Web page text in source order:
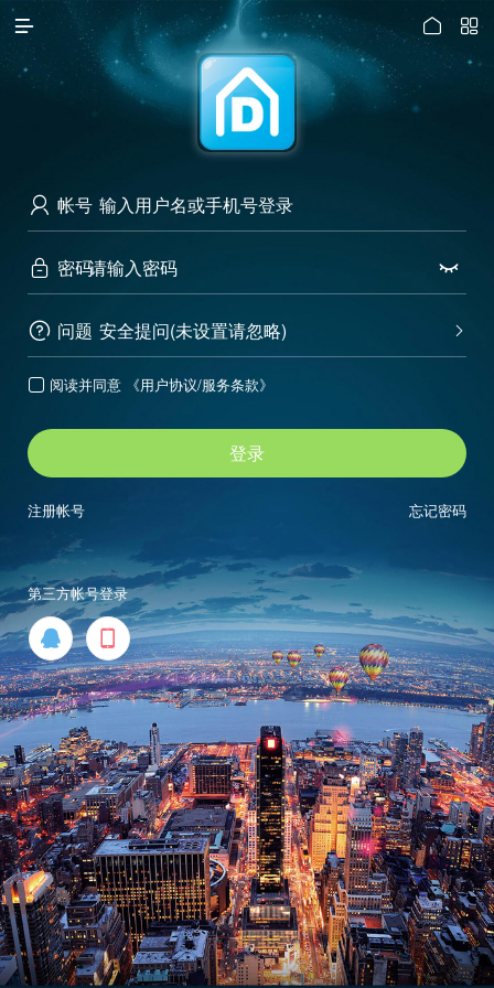
访问电脑版
 

 帐号
 密码 
 问题 
安全提问(未设置请忽略)
 阅读并同意 《用户协议/服务条款》
登录
忘记密码
注册帐号
第三方帐号登录
 